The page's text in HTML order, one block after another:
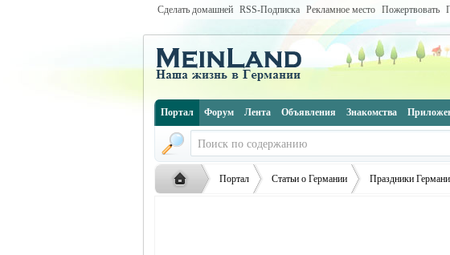
Сделать домашней RSS-Подписка Рекламное место Пожертвовать
Портал Форум Лента Объявления Знакомства
Портал Статьи о Германии Праздники